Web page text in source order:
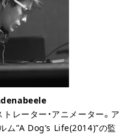
レーター・アニメーター。ア
ム”A Dog’s Life(2014)”の監